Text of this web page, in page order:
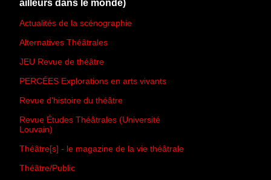
ailleurs dans le monde)
Actualités de la scénographie
Alternatives Théâtrales
JEU Revue de théâtre
PERCÉES Explorations en arts vivants
Revue d'histoire du théâtre
Revue Études Théâtrales (Université
Louvain)
Théâtre[s] - le magazine de la vie théâtrale
Théâtre/Public